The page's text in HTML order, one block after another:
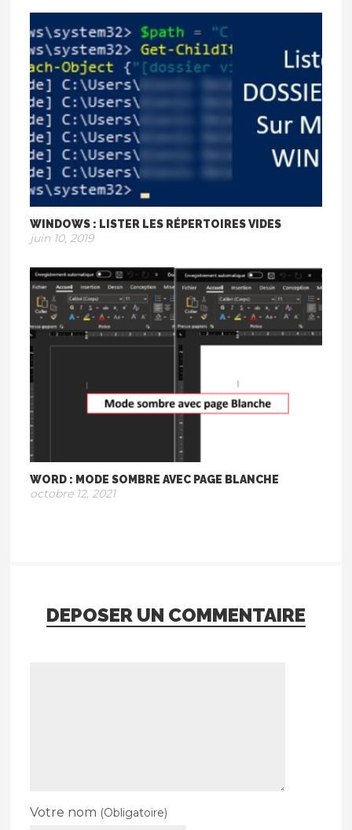
WINDOWS : LISTER LES RÉPERTOIRES VIDES
juin 10, 2019
WORD : MODE SOMBRE AVEC PAGE BLANCHE
octobre 12, 2021
DEPOSER UN COMMENTAIRE
Votre nom (Obligatoire)